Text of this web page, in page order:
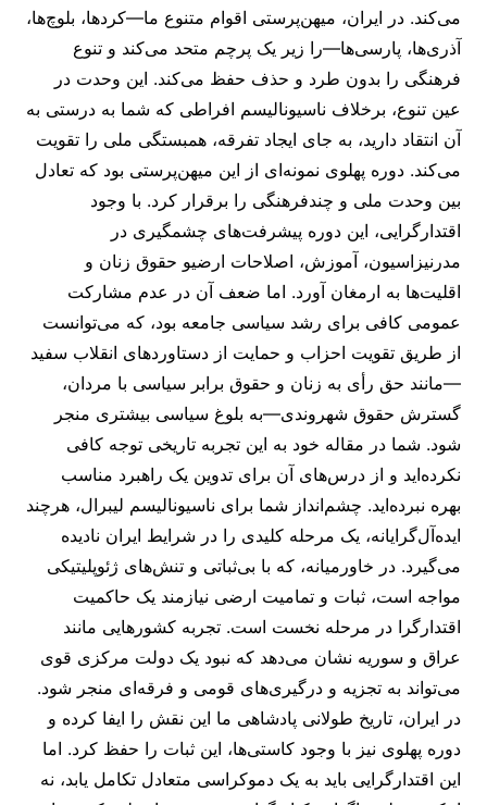
می‌کند. در ایران، میهن‌پرستی اقوام متنوع ما—کردها، بلوچ‌ها،
آذری‌ها، پارسی‌ها—را زیر یک پرچم متحد می‌کند و تنوع
فرهنگی را بدون طرد و حذف حفظ می‌کند. این وحدت در
عین تنوع، برخلاف ناسیونالیسم افراطی که شما به درستی به
آن انتقاد دارید، به جای ایجاد تفرقه، همبستگی ملی را تقویت
می‌کند. دوره پهلوی نمونه‌ای از این میهن‌پرستی بود که تعادل
بین وحدت ملی و چندفرهنگی را برقرار کرد. با وجود
اقتدارگرایی، این دوره پیشرفت‌های چشمگیری در
مدرنیزاسیون، آموزش، اصلاحات ارضیو حقوق زنان و
اقلیت‌ها به ارمغان آورد. اما ضعف آن در عدم مشارکت
عمومی کافی برای رشد سیاسی جامعه بود، که می‌توانست
از طریق تقویت احزاب و حمایت از دستاوردهای انقلاب سفید
—مانند حق رأی به زنان و حقوق برابر سیاسی با مردان،
گسترش حقوق شهروندی—به بلوغ سیاسی بیشتری منجر
شود. شما در مقاله خود به این تجربه تاریخی توجه کافی
نکرده‌اید و از درس‌های آن برای تدوین یک راهبرد مناسب
بهره نبرده‌اید. چشم‌انداز شما برای ناسیونالیسم لیبرال، هرچند
ایده‌آل‌گرایانه، یک مرحله کلیدی را در شرایط ایران نادیده
می‌گیرد. در خاورمیانه، که با بی‌ثباتی و تنش‌های ژئوپلیتیکی
مواجه است، ثبات و تمامیت ارضی نیازمند یک حاکمیت
اقتدارگرا در مرحله نخست است. تجربه کشورهایی مانند
عراق و سوریه نشان می‌دهد که نبود یک دولت مرکزی قوی
می‌تواند به تجزیه و درگیری‌های قومی و فرقه‌ای منجر شود.
در ایران، تاریخ طولانی پادشاهی ما این نقش را ایفا کرده و
دوره پهلوی نیز با وجود کاستی‌ها، این ثبات را حفظ کرد. اما
این اقتدارگرایی باید به یک دموکراسی متعادل تکامل یابد، نه